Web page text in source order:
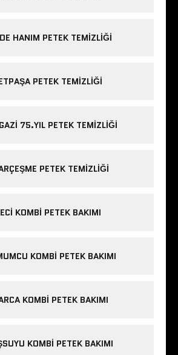
HANIM PETEK TEMIZLIĞI
PETEK TEMIZLIĞI
75.YIL PETEK TEMIZLIĞI
PETEK TEMIZLIĞI
KOMBI PETEK BAKIMI
KOMBI PETEK BAKIMI
KOMBI PETEK BAKIMI
KOMBI PETEK BAKIMI